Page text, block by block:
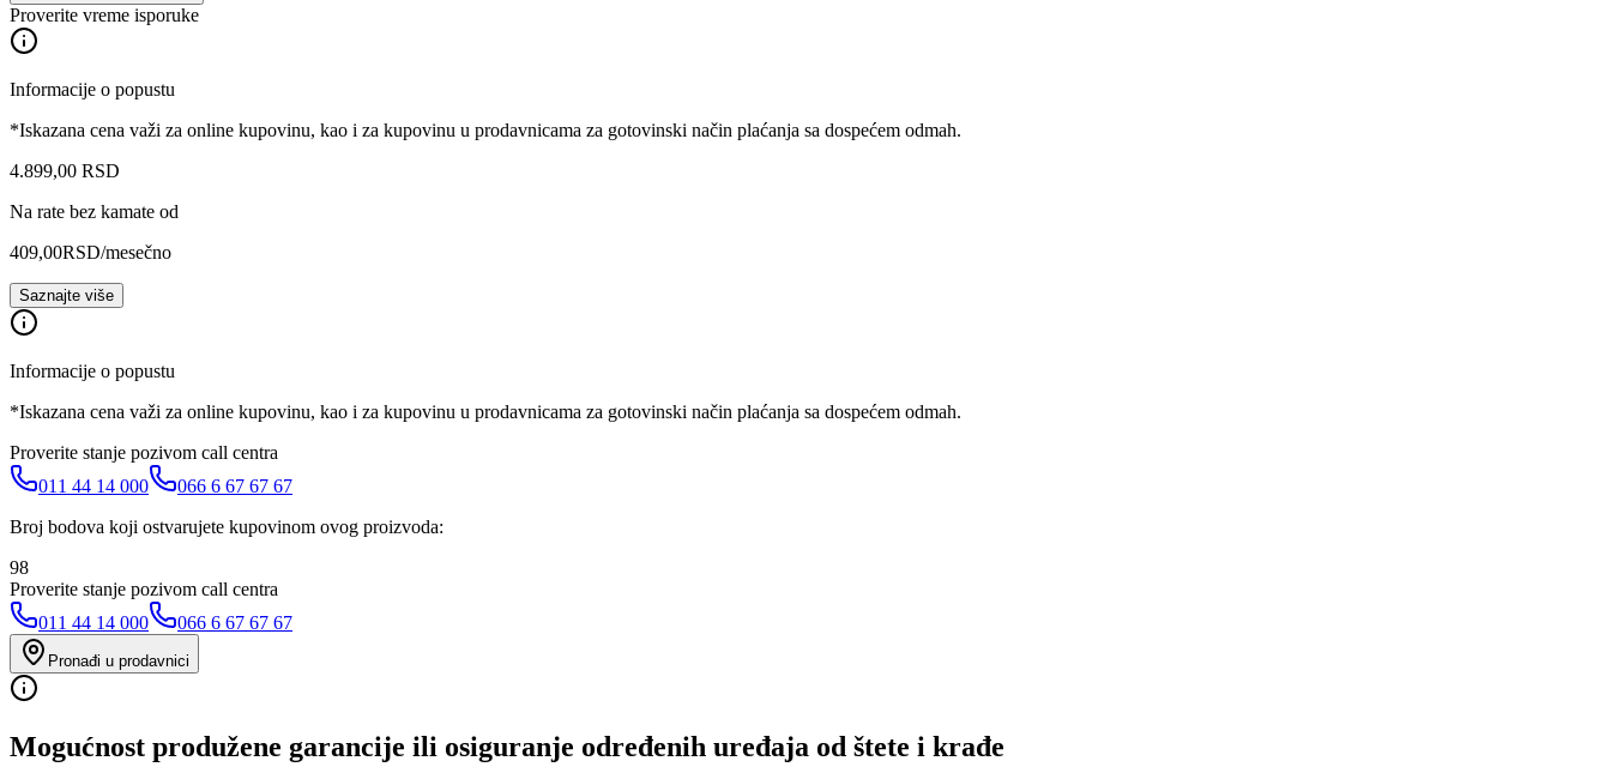
Proverite vreme isporuke
Informacije o popustu
*Iskazana cena važi za online kupovinu, kao i za kupovinu u prodavnicama za gotovinski način plaćanja sa dospećem odmah.
4.899,00 RSD
Na rate bez kamate od
409,00RSD/mesečno
Saznajte više
Informacije o popustu
*Iskazana cena važi za online kupovinu, kao i za kupovinu u prodavnicama za gotovinski način plaćanja sa dospećem odmah.
Proverite stanje pozivom call centra
011 44 14 000
066 6 67 67 67
Broj bodova koji ostvarujete kupovinom ovog proizvoda:
98
Proverite stanje pozivom call centra
011 44 14 000
066 6 67 67 67
Pronađi u prodavnici
Mogućnost produžene garancije ili osiguranje određenih uređaja od štete i krađe